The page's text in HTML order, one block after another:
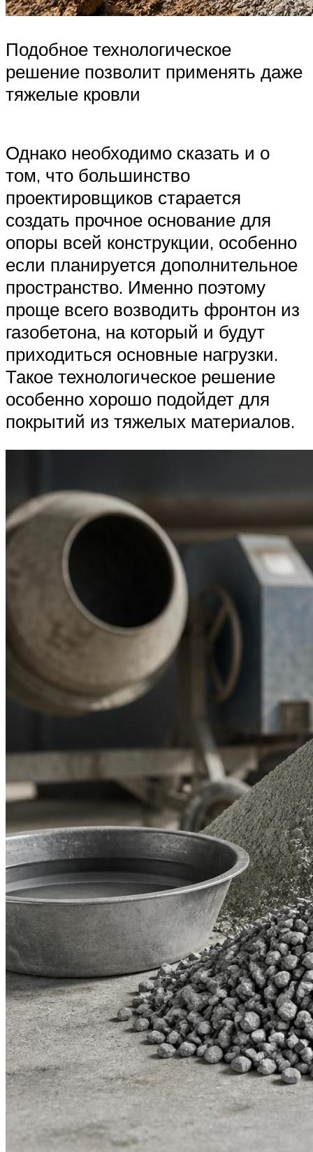
Подобное технологическое
решение позволит применять даже
тяжелые кровли
Однако необходимо сказать и о
том, что большинство
проектировщиков старается
создать прочное основание для
опоры всей конструкции, особенно
если планируется дополнительное
пространство. Именно поэтому
проще всего возводить фронтон из
газобетона, на который и будут
приходиться основные нагрузки.
Такое технологическое решение
особенно хорошо подойдет для
покрытий из тяжелых материалов.